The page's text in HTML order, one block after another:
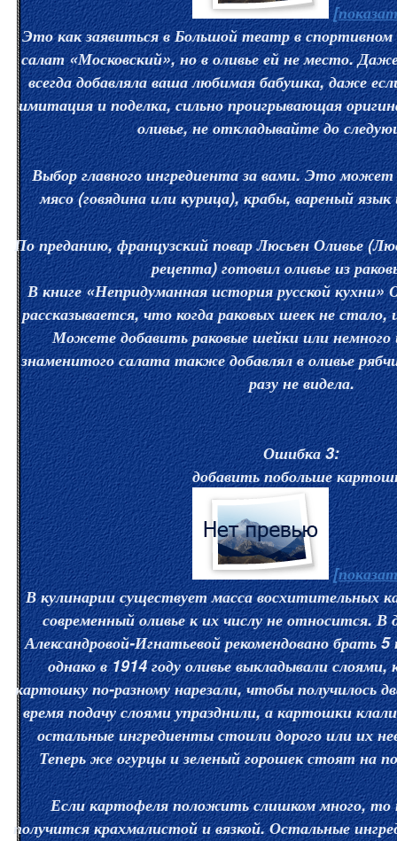
Это как заявиться в Большой театр в спортивном
салат «Московский», но в оливье ей не место.
всегда добавляла ваша любимая бабушка, даже
имитация и поделка, сильно проигрывающая
оливье, не откладывайте до
Выбор главного ингредиента за вами. Это
мясо (говядина или курица), крабы, вареный
По преданию, французский повар Люсьен Оливье
рецепта) готовил оливье из
В книге «Непридуманная история русской
рассказывается, что когда раковых шеек не
Можете добавить раковые шейки или
знаменитого салата также добавлял в оливье
разу не видела.
Ошибка 3:
добавить побольше
В кулинарии существует масса восхитительных
современный оливье к их числу не относится. В
Александровой-Игнатьевой рекомендовано брать
однако в 1914 году оливье выкладывали слоями,
картошку по-разному нарезали, чтобы получилось
время подачу слоями упразднили, а картошки
остальные ингредиенты стоили дорого или их
Теперь же огурцы и зеленый горошек стоят на
Если картофеля положить слишком много, то
получится крахмалистой и вязкой. Остальные